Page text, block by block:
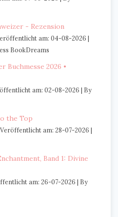
- Rezension
am: 04-08-2026
BookDreams
Buchmesse 2026 •
am: 02-08-2026
By
the Top
Veröffentlicht am: 28-07-2026
Band 1: Divine
am: 26-07-2026
By